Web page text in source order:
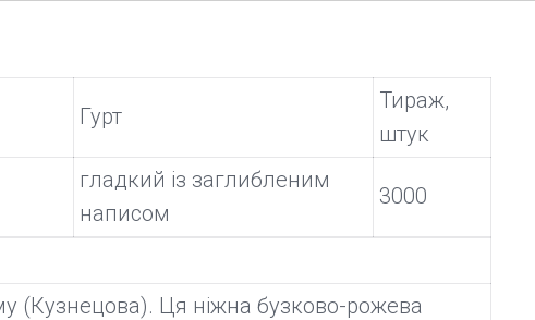
Гурт
Тираж,
штук
гладкий із заглибленим
написом
3000
(Кузнецова). Ця ніжна бузково-рожева